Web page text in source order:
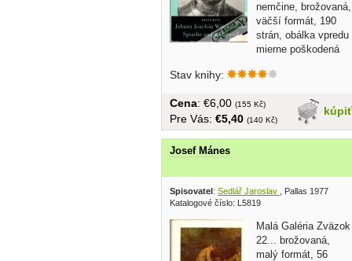
nemčine, brožovaná,
väčší formát, 190
strán, obálka vpredu
mierne poškodená
Stav knihy:
kúpiť
Cena: €6,00 (155 Kč)
Pre Vás: €5,40 (140 Kč)
Josef Mánes
Spisovatel: Sedlář Jaroslav
, Pallas 1977
Katalogové číslo: L5819
Malá Galéria Zväzok
22... brožovaná,
malý formát, 56